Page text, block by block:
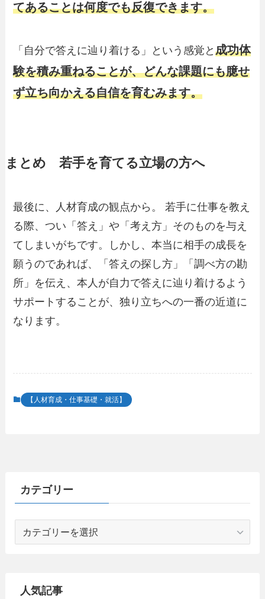
てあることは何度でも反復できます。
「自分で答えに辿り着ける」という感覚と成功体
験を積み重ねることが、どんな課題にも臆せ
ず立ち向かえる自信を育むみます。
まとめ 若手を育てる立場の方へ
最後に、人材育成の観点から。 若手に仕事を教え
る際、つい「答え」や「考え方」そのものを与え
てしまいがちです。しかし、本当に相手の成長を
願うのであれば、「答えの探し方」「調べ方の勘
所」を伝え、本人が自力で答えに辿り着けるよう
サポートすることが、独り立ちへの一番の近道に
なります。
【人材育成・仕事基礎・就活】
カテゴリー
人気記事